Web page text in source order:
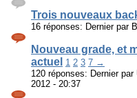
Trois nouveaux
16 réponses: Dernier par
Nouveau grade, et
actuel 1 2 3 7 →
120 réponses: Dernier
2012 - 20:37